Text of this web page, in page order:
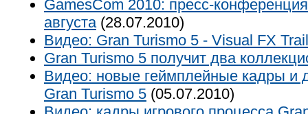
GamesCom 2010: пресс-
августа(28.07.2010)
Видео: Gran Turismo 5 - Visual FX
Gran Turismo 5 получит два
Видео: новые геймплейные кадры и
Gran Turismo 5 (05.07.2010)